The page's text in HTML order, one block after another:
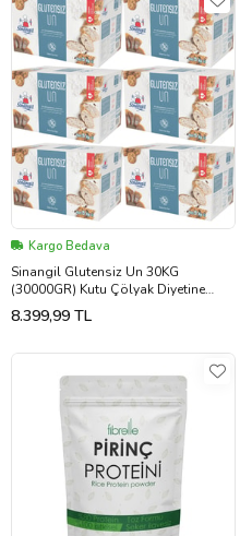
Kargo Bedava
Sinangil Glutensiz Un 30KG
(30000GR) Kutu Çölyak Diyetine
Uygun (6PK*5Kg)
8.399,99 TL